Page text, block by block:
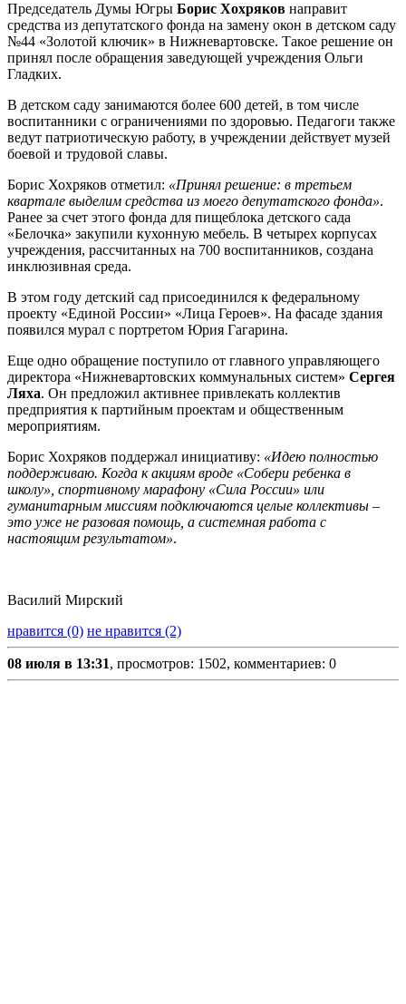
Председатель Думы Югры Борис Хохряков направит
средства из депутатского фонда на замену окон в детском саду
№44 «Золотой ключик» в Нижневартовске. Такое решение он
принял после обращения заведующей учреждения Ольги
Гладких.
В детском саду занимаются более 600 детей, в том числе
воспитанники с ограничениями по здоровью. Педагоги также
ведут патриотическую работу, в учреждении действует музей
боевой и трудовой славы.
Борис Хохряков отметил: «Принял решение: в третьем
квартале выделим средства из моего депутатского фонда».
Ранее за счет этого фонда для пищеблока детского сада
«Белочка» закупили кухонную мебель. В четырех корпусах
учреждения, рассчитанных на 700 воспитанников, создана
инклюзивная среда.
В этом году детский сад присоединился к федеральному
проекту «Единой России» «Лица Героев». На фасаде здания
появился мурал с портретом Юрия Гагарина.
Еще одно обращение поступило от главного управляющего
директора «Нижневартовских коммунальных систем» Сергея
Ляха. Он предложил активнее привлекать коллектив
предприятия к партийным проектам и общественным
мероприятиям.
Борис Хохряков поддержал инициативу: «Идею полностью
поддерживаю. Когда к акциям вроде «Собери ребенка в
школу», спортивному марафону «Сила России» или
гуманитарным миссиям подключаются целые коллективы –
это уже не разовая помощь, а системная работа с
настоящим результатом».
Василий Мирский
нравится (0) не нравится (2)
08 июля в 13:31, просмотров: 1502, комментариев: 0